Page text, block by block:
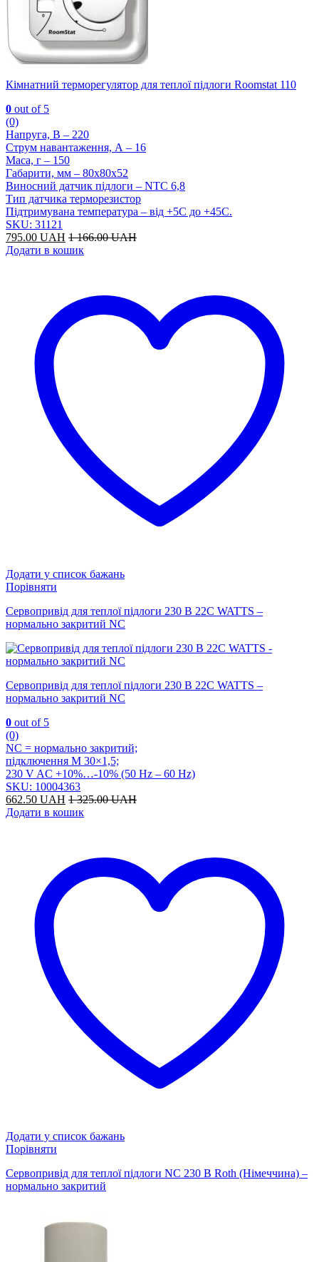
Кімнатний терморегулятор для теплої підлоги Roomstat 110
0 out of 5
(0)
Напруга, В – 220
Струм навантаження, А – 16
Маса, г – 150
Габарити, мм – 80х80х52
Виносний датчик підлоги – NTC 6,8
Тип датчика терморезистор
Підтримувана температура – від +5С до +45С.
SKU: 31121
795.00 UAH 1 166.00UAH
Додати в кошик
Додати у список бажань
Порівняти
Сервопривід для теплої підлоги 230 В 22С WATTS –
нормально закритий NC
Сервопривід для теплої підлоги 230 В 22С WATTS –
нормально закритий NC
0 out of 5
(0)
NC = нормально закритий;
підключення M 30×1,5;
230 V AC +10%…-10% (50 Hz – 60 Hz)
SKU: 10004363
662.50 UAH 1 325.00UAH
Додати в кошик
Додати у список бажань
Порівняти
Сервопривід для теплої підлоги NC 230 В Roth (Німеччина) –
нормально закритий